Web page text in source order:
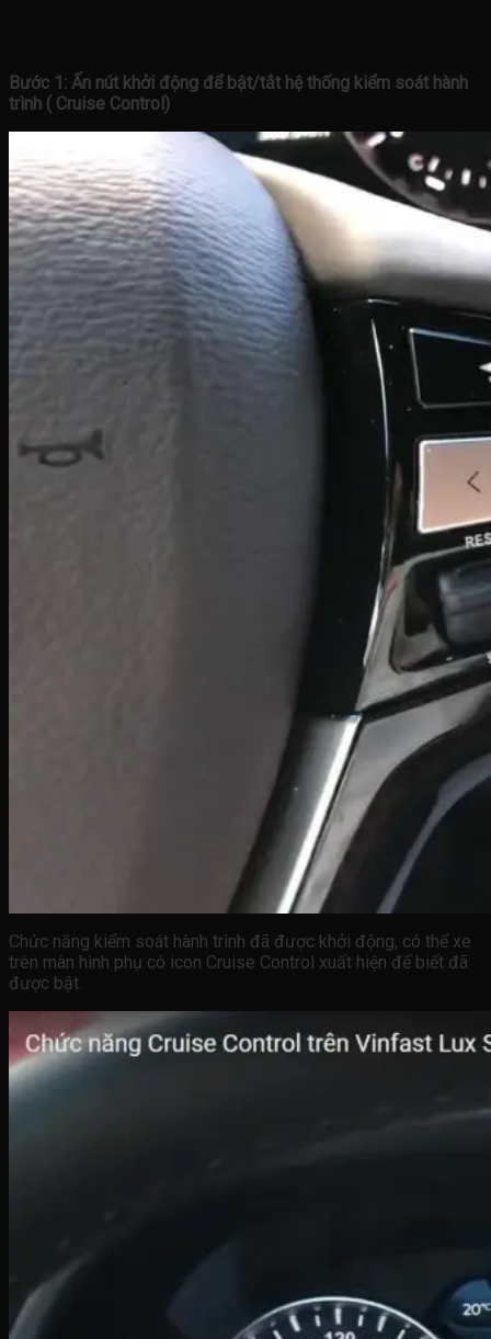
Bước 1: Ấn nút khởi động để bật/tắt hệ thống kiểm soát hành
trình ( Cruise Control)
Chức năng kiểm soát hành trình đã được khởi động, có thể xe
trên màn hình phụ có icon Cruise Control xuất hiện để biết đã
được bật.